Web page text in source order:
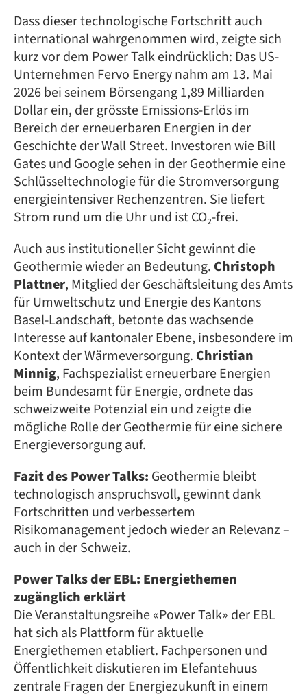
Dass dieser technologische Fortschritt auch
international wahrgenommen wird, zeigte sich
kurz vor dem Power Talk eindrücklich: Das US-
Unternehmen Fervo Energy nahm am 13. Mai
2026 bei seinem Börsengang 1,89 Milliarden
Dollar ein, der grösste Emissions-Erlös im
Bereich der erneuerbaren Energien in der
Geschichte der Wall Street. Investoren wie Bill
Gates und Google sehen in der Geothermie eine
Schlüsseltechnologie für die Stromversorgung
energieintensiver Rechenzentren. Sie liefert
Strom rund um die Uhr und ist CO₂-frei.
Auch aus institutioneller Sicht gewinnt die
Geothermie wieder an Bedeutung. Christoph
Plattner, Mitglied der Geschäftsleitung des Amts
für Umweltschutz und Energie des Kantons
Basel-Landschaft, betonte das wachsende
Interesse auf kantonaler Ebene, insbesondere im
Kontext der Wärmeversorgung. Christian
Minnig, Fachspezialist erneuerbare Energien
beim Bundesamt für Energie, ordnete das
schweizweite Potenzial ein und zeigte die
mögliche Rolle der Geothermie für eine sichere
Energieversorgung auf.
Fazit des Power Talks: Geothermie bleibt
technologisch anspruchsvoll, gewinnt dank
Fortschritten und verbessertem
Risikomanagement jedoch wieder an Relevanz –
auch in der Schweiz.
Power Talks der EBL: Energiethemen
zugänglich erklärt
Die Veranstaltungsreihe «Power Talk» der EBL
hat sich als Plattform für aktuelle
Energiethemen etabliert. Fachpersonen und
Öffentlichkeit diskutieren im Elefantehuus
zentrale Fragen der Energiezukunft in einem